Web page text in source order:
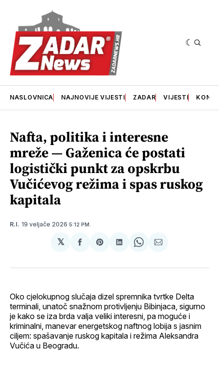
NASLOVNICA NAJNOVIJE VIJESTI ZADAR VIJESTI
Nafta, politika i interesne
mreže — Gaženica će postati
logistički punkt za opskrbu
Vučićevog režima i spas ruskog
kapitala
R.I. 19 veljače 2026 5:12 PM.
𝕏
podijeliSharepodijeliSharepodijeli
Oko cjelokupnog slučaja dizel spremnika tvrtke Delta
terminali, unatoč snažnom protivljenju Bibinjaca, sigurno
je kako se iza brda valja veliki interesni, pa moguće i
kriminalni, manevar energetskog naftnog lobija s jasnim
ciljem: spašavanje ruskog kapitala i režima Aleksandra
Vučića u Beogradu.